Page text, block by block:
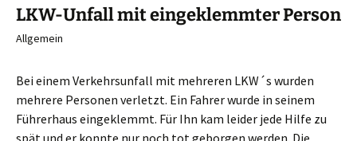
LKW-Unfall mit eingeklemmter Person
Allgemein
Bei einem Verkehrsunfall mit mehreren LKW´s wurden
mehrere Personen verletzt. Ein Fahrer wurde in seinem
Führerhaus eingeklemmt. Für Ihn kam leider jede Hilfe zu